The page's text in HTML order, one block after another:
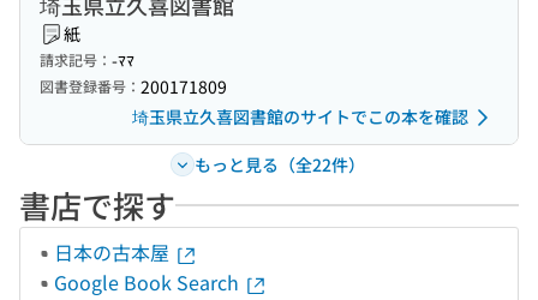
紙
請求記号： -ﾏﾏ
図書登録番号： 200171809
埼玉県立久喜図書館のサイトでこの本を確認
もっと見る（全22件）
書店で探す
日本の古本屋
Google Book Search